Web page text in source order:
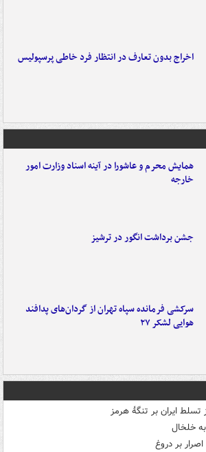
اخراج بدون تعارف در انتظار فرد خاطی پرسپولیس
همایش محرم و عاشورا در آینه اسناد وزارت امور
خارجه
جشن برداشت انگور در ترشیز
سرکشی فرمانده سپاه تهران از گردان‌های پدافند
هوایی لشکر ۲۷
ایران بر تنگۀ هرمز
خلخال
بر دروغ